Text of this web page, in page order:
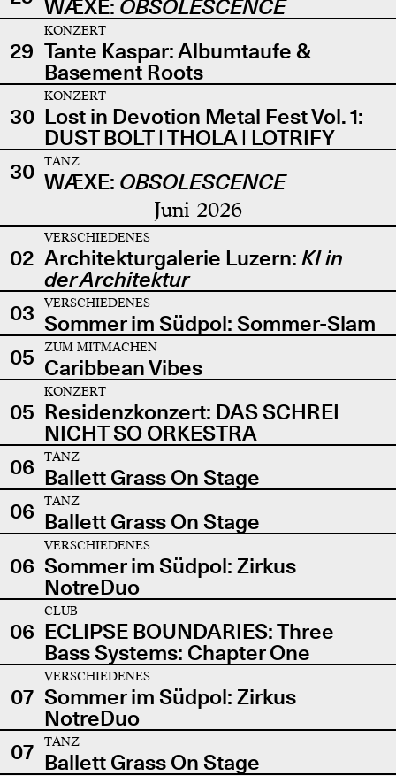
WÆXE: OBSOLESCENCE
29
KONZERT
Tante Kaspar: Albumtaufe &
Basement Roots
30
KONZERT
Lost in Devotion Metal Fest Vol. 1:
DUST BOLT | THOLA | LOTRIFY
30
TANZ
WÆXE: OBSOLESCENCE
Juni 2026
02
VERSCHIEDENES
Architekturgalerie Luzern: KI in
der Architektur
03
VERSCHIEDENES
Sommer im Südpol: Sommer-Slam
05
ZUM MITMACHEN
Caribbean Vibes
05
KONZERT
Residenzkonzert: DAS SCHREI
NICHT SO ORKESTRA
06
TANZ
Ballett Grass On Stage
06
TANZ
Ballett Grass On Stage
06
VERSCHIEDENES
Sommer im Südpol: Zirkus
NotreDuo
06
CLUB
ECLIPSE BOUNDARIES: Three
Bass Systems: Chapter One
07
VERSCHIEDENES
Sommer im Südpol: Zirkus
NotreDuo
07
TANZ
Ballett Grass On Stage